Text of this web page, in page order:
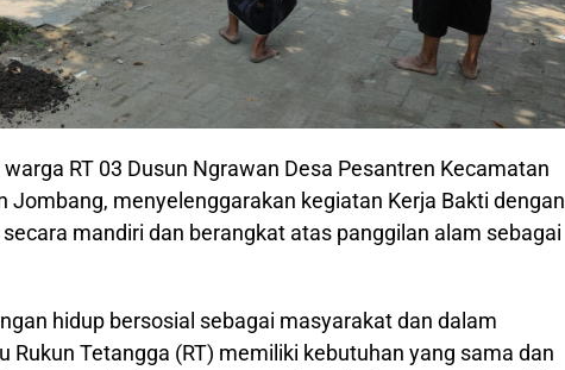
RT 03 Dusun Ngrawan Desa Pesantren Kecamatan
Jombang, menyelenggarakan kegiatan Kerja Bakti dengan
mandiri dan berangkat atas panggilan alam sebagai
hidup bersosial sebagai masyarakat dan dalam
Rukun Tetangga (RT) memiliki kebutuhan yang sama dan